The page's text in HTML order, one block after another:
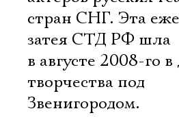
стран СНГ. Эта
затея СТД РФ шла
в августе 2008-го
творчества под
Звенигородом.